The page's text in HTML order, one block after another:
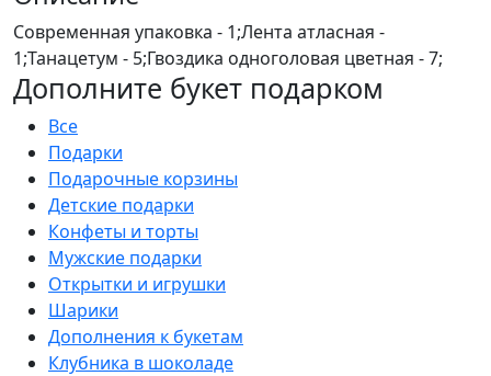
Современная упаковка - 1;Лента атласная -
1;Танацетум - 5;Гвоздика одноголовая цветная - 7;
Дополните букет подарком
Все
Подарки
Подарочные корзины
Детские подарки
Конфеты и торты
Мужские подарки
Открытки и игрушки
Шарики
Дополнения к букетам
Клубника в шоколаде